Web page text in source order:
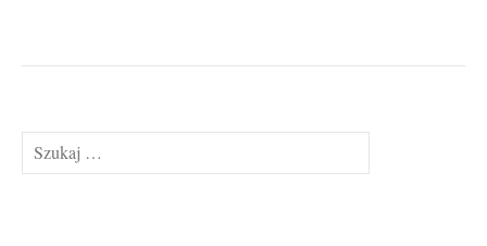
Szukaj: